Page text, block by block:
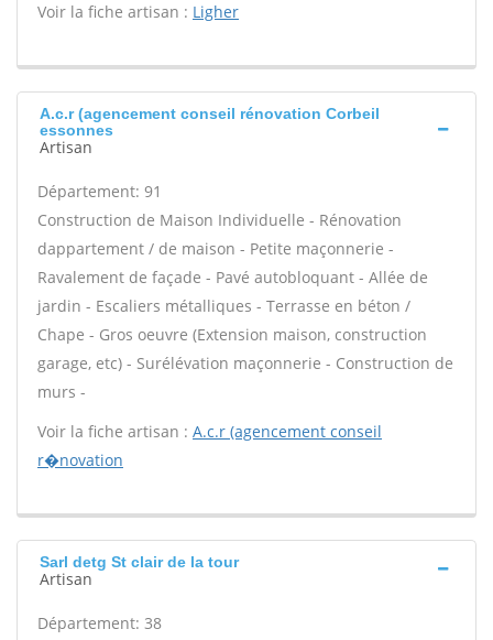
Voir la fiche artisan : Ligher
A.c.r (agencement conseil rénovation Corbeil
essonnes
Artisan
Département: 91
Construction de Maison Individuelle - Rénovation
dappartement / de maison - Petite maçonnerie -
Ravalement de façade - Pavé autobloquant - Allée de
jardin - Escaliers métalliques - Terrasse en béton /
Chape - Gros oeuvre (Extension maison, construction
garage, etc) - Surélévation maçonnerie - Construction de
murs -
Voir la fiche artisan : A.c.r (agencement conseil
r�novation
Sarl detg St clair de la tour
Artisan
Département: 38